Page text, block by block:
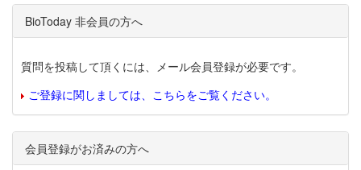
BioToday 非会員の方へ
質問を投稿して頂くには、メール会員登録が必要です。
ご登録に関しましては、こちらをご覧ください。
会員登録がお済みの方へ